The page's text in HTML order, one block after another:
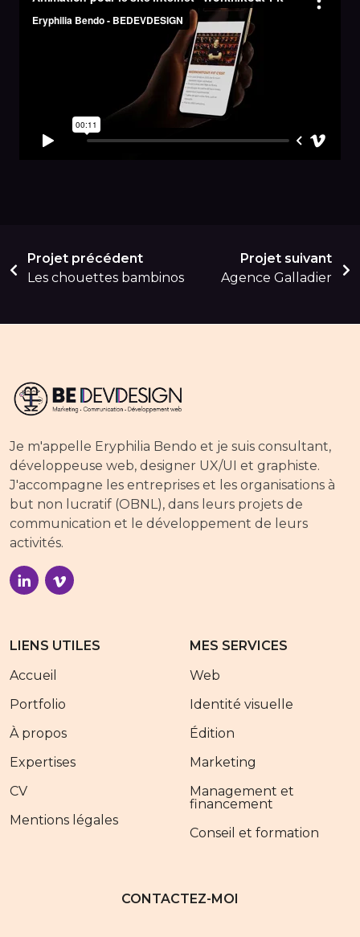
Projet précédent
Les chouettes bambinos
Projet suivant
Agence Galladier
Je m'appelle Eryphilia Bendo et je suis consultant,
développeuse web, designer UX/UI et graphiste.
J'accompagne les entreprises et les organisations à
but non lucratif (OBNL), dans leurs projets de
communication et le développement de leurs
activités.
LIENS UTILES
Accueil
Portfolio
À propos
Expertises
CV
Mentions légales
MES SERVICES
Web
Identité visuelle
Édition
Marketing
Management et
financement
Conseil et formation
CONTACTEZ-MOI